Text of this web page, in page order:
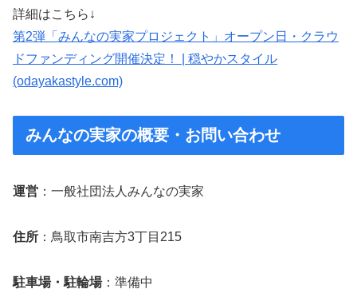
詳細はこちら↓
第2弾「みんなの実家プロジェクト」オープン日・クラウ
ドファンディング開催決定！ | 穏やかスタイル
(odayakastyle.com)
みんなの実家の概要・お問い合わせ
運営 ：一般社団法人みんなの実家
住所 ：鳥取市南吉方3丁目215
駐車場・駐輪場：準備中